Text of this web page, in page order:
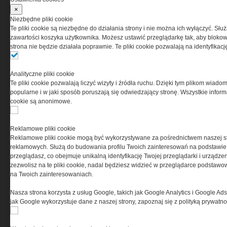
przez Grupa MEDIUM Spółka z ograniczoną
odpowiedzialnością Spółka komandytowa, nr KRS:
0000537655, NIP 1132860378, REGON 146393437
(zwana dalej Grupa MEDIUM) w postaci Regulaminu.
Ta witryna wykorzystuje pliki cookies do przechowywania
informacji na Twoim komputerze. Pliki cookies stosujemy
w celu świadczenia usług na najwyższym poziomie,
w tym w sposób dostosowany do indywidualnych potrzeb.
cookies oznacza, że będą one zamieszczane w Twoim
urządzeniu końcowym. W każdym momencie możesz
dokonać zmiany ustawień przeglądarki dotyczących
serwisu prosimy o zapoznanie się z naszą
×
Niezbędne pliki cookie
Te pliki cookie są niezbędne do działania strony i nie można ich wyłączyć.
zawartości koszyka użytkownika. Możesz ustawić przeglądarkę tak, aby
strona nie będzie działała poprawnie. Te pliki cookie pozwalają na
Analityczne pliki cookie
Te pliki cookie pozwalają liczyć wizyty i źródła ruchu. Dzięki tym plikom
popularne i w jaki sposób poruszają się odwiedzający stronę. Wszystkie
cookie są anonimowe.
Reklamowe pliki cookie
Reklamowe pliki cookie mogą być wykorzystywane za pośrednictwem naszej
reklamowych. Służą do budowania profilu Twoich zainteresowań na
przeglądasz, co obejmuje unikalną identyfikację Twojej przeglądarki i
zezwolisz na te pliki cookie, nadal będziesz widzieć w przeglądarce
na Twoich zainteresowaniach.
Nasza strona korzysta z usług Google, takich jak Google Analytics i Google
jak Google wykorzystuje dane z naszej strony, zapoznaj się z polityką